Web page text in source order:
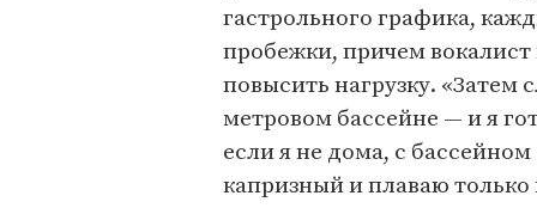
гастрольного графика,
пробежки, причем
повысить нагрузку. «Затем
метровом бассейне — и я
если я не дома, с
капризный и плаваю